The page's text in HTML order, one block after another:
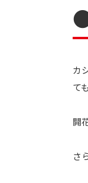
カ
て
開
さ